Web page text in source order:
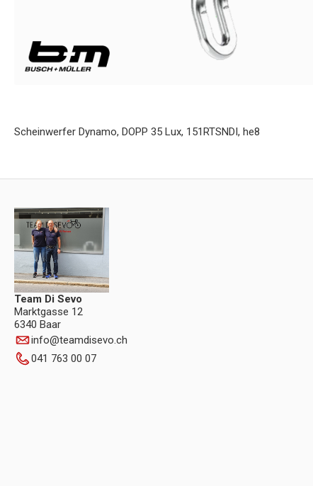
Scheinwerfer Dynamo, DOPP 35 Lux, 151RTSNDI, he8
Team Di Sevo
Marktgasse 12
6340 Baar
info@teamdisevo.ch
041 763 00 07